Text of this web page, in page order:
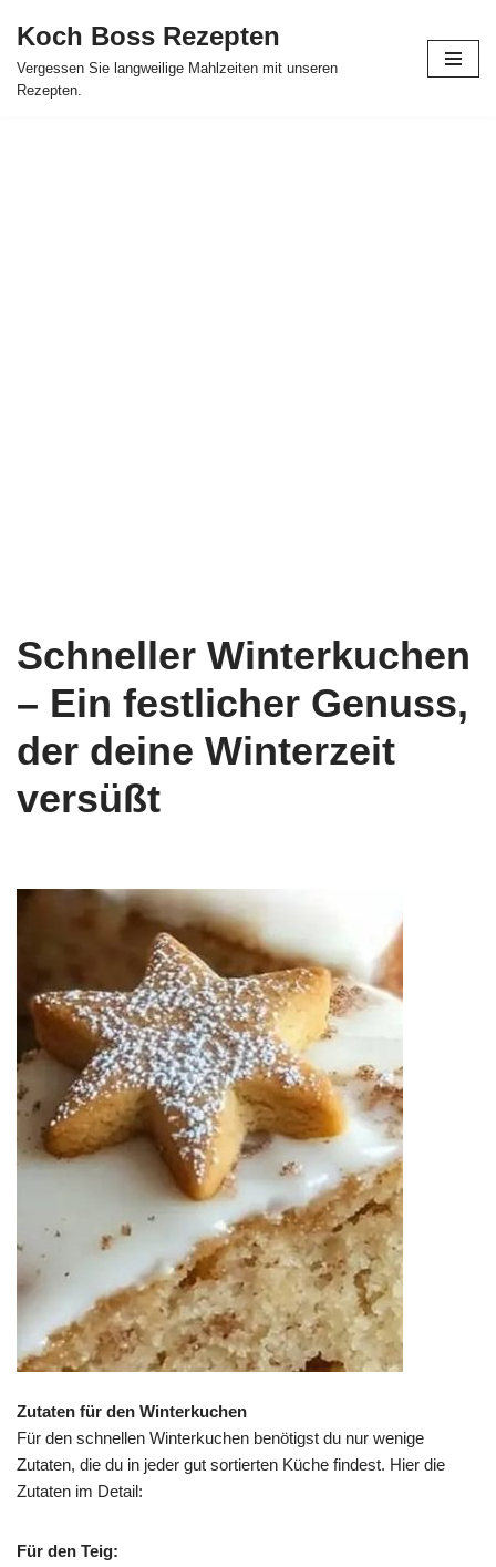
Skip
to
Koch Boss Rezepten
Vergessen Sie langweilige Mahlzeiten mit unseren
Rezepten.
Schneller Winterkuchen
– Ein festlicher Genuss,
der deine Winterzeit
versüßt
Zutaten für den Winterkuchen
Für den schnellen Winterkuchen benötigst du nur wenige
Zutaten, die du in jeder gut sortierten Küche findest. Hier die
Zutaten im Detail:
Für den Teig: